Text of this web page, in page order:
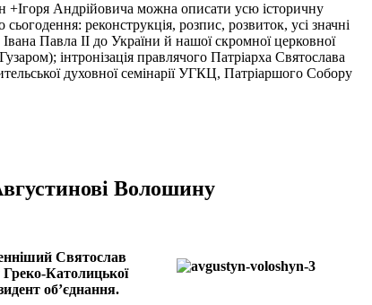
+Ігоря Андрійовича можна описати усю історичну
реконструкція, розпис, розвиток, усі значні
Павла ІІ до України й нашої скромної церковної
інтронізація правлячого Патріарха Святослава
духовної семінарії УГКЦ, Патріаршого Собору
Волошину
Святослав
Католицької
об’єднання.